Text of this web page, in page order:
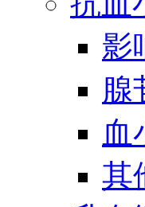
影
腺
血
其